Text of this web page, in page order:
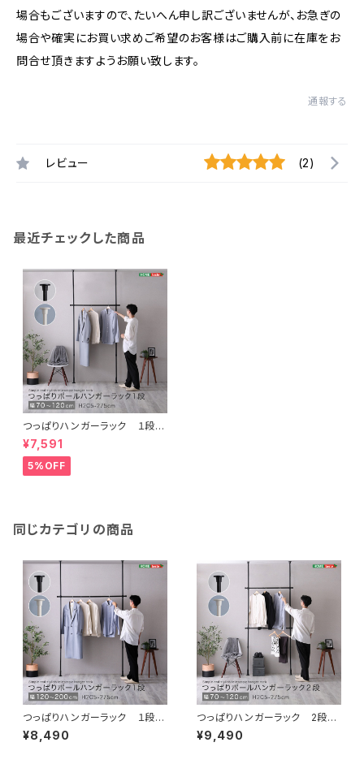
場合もございますので、たいへん申し訳ございませんが、お急ぎの
場合や確実にお買い求めご希望のお客様はご購入前に在庫をお
問合せ頂きますようお願い致します。
通報する
レビュー (2)
最近チェックした商品
つっぱりハンガーラック １段
幅120cm SH-29-TTHS-1
¥7,591
5%OFF
同じカテゴリの商品
つっぱりハンガーラック １段
幅200cm SH-29-TTHM-1
¥8,490
つっぱりハンガーラック 2段
幅120cm SH-29-TTHS-2
¥9,490